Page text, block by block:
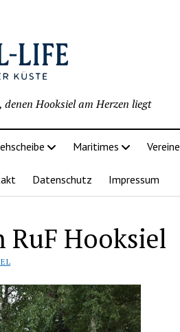
Hooksiel am Herzen liegt
Maritimes Vereine
Datenschutz Impressum
Hooksiel